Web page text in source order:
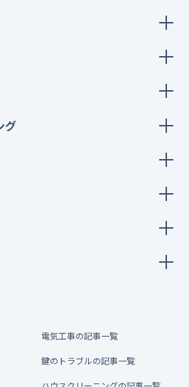
グ
電気工事の記事一覧
鍵のトラブルの記事一覧